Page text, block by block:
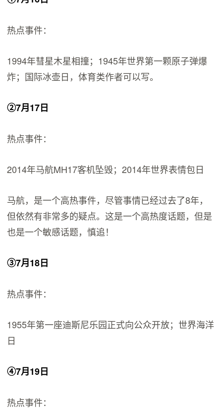
热点事件：
1994年彗星木星相撞；1945年世界第一颗原子弹爆
炸；国际冰壶日，体育类作者可以写。
②7月17日
热点事件：
2014年马航MH17客机坠毁；2014年世界表情包日
马航，是一个高热事件，尽管事情已经过去了8年，
但依然有非常多的疑点。这是一个高热度话题，但是
也是一个敏感话题，慎追！
③7月18日
热点事件：
1955年第一座迪斯尼乐园正式向公众开放；世界海洋
日
④7月19日
热点事件：